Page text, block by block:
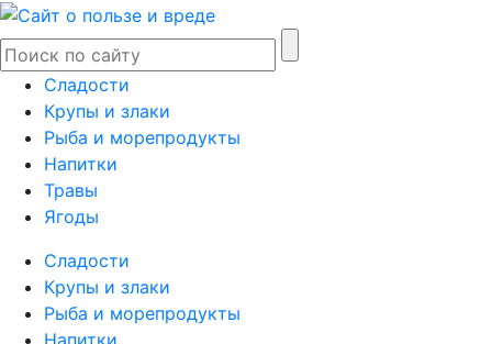
Сладости
Крупы и злаки
Рыба и морепродукты
Напитки
Травы
Ягоды
Сладости
Крупы и злаки
Рыба и морепродукты
Напитки